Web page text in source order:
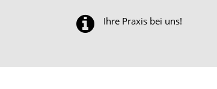
Ihre Praxis bei uns!